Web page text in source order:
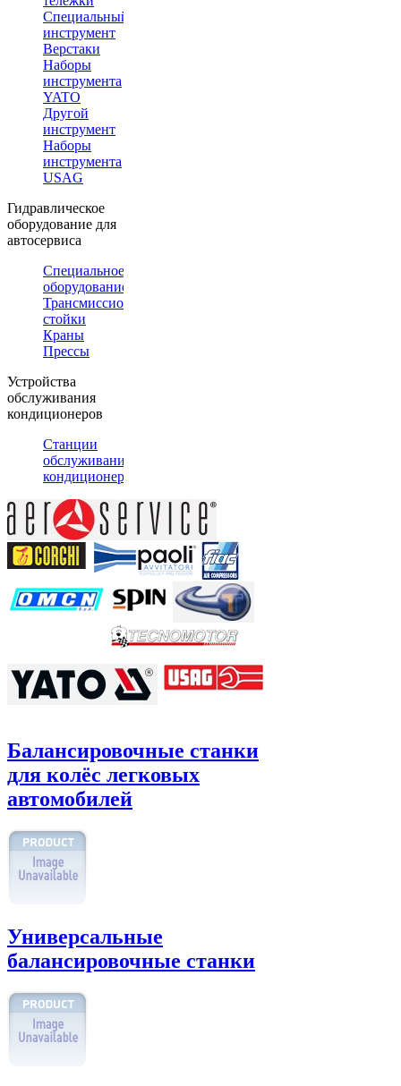
Специальный
инструмент
Верстаки
Наборы
инструмента
YATO
Другой
инструмент
Наборы
инструмента
USAG
Гидравлическое
оборудование для
автосервиса
Специальное
оборудование
Трансмиссионные
стойки
Краны
Прессы
Устройства
обслуживания
кондиционеров
Станции
обслуживания
кондиционеров
Балансировочные станки
для колёс легковых
автомобилей
Универсальные
балансировочные станки